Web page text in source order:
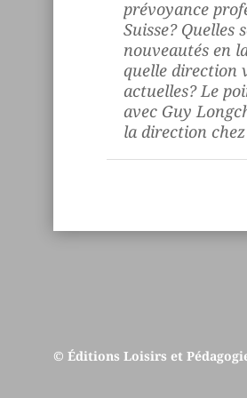
prévoyance
Suisse? Quelles
nouveautés en
quelle direction
actuelles? Le
avec Guy
la direction
© Éditions Loisirs et